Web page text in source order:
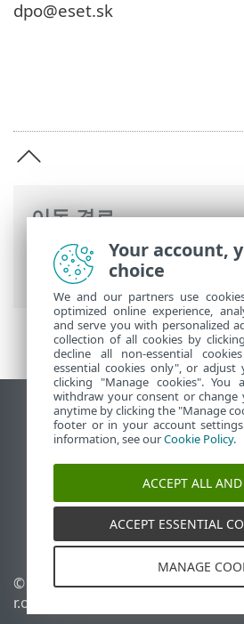
이동 경로
ESET 온라인 도움말>ESET
법률 문서> 개인 정보 보호
dpo@eset.sk
데스크톱 사이트 보기
End of Life
ESET 지식 베이스
ESET Status Portal
국가별 지원
© 1992 - 2025 ESET, spol. s
r.o. - All rights reserved.
Your account,
choice
We and our partners use
optimized online experience,
and serve you with personalized
collection of all cookies by
decline all non-essential
essential cookies only", or
clicking "Manage cookies".
withdraw your consent or change
anytime by clicking the "Manage
footer or in your account
information, see ourCookie Policy.
ACCEPT ALL
ACCEPT ESSENTIAL
MANAGE